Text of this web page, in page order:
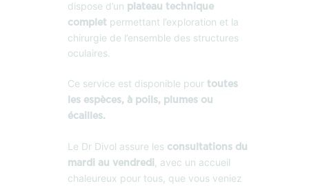
dispose d’un plateau technique
complet permettant l’exploration et la
chirurgie de l’ensemble des structures
oculaires.
Ce service est disponible pour toutes
les espèces, à poils, plumes ou
écailles.
Le Dr Divol assure les consultations du
mardi au vendredi
, avec un accueil
chaleureux pour tous, que vous veniez